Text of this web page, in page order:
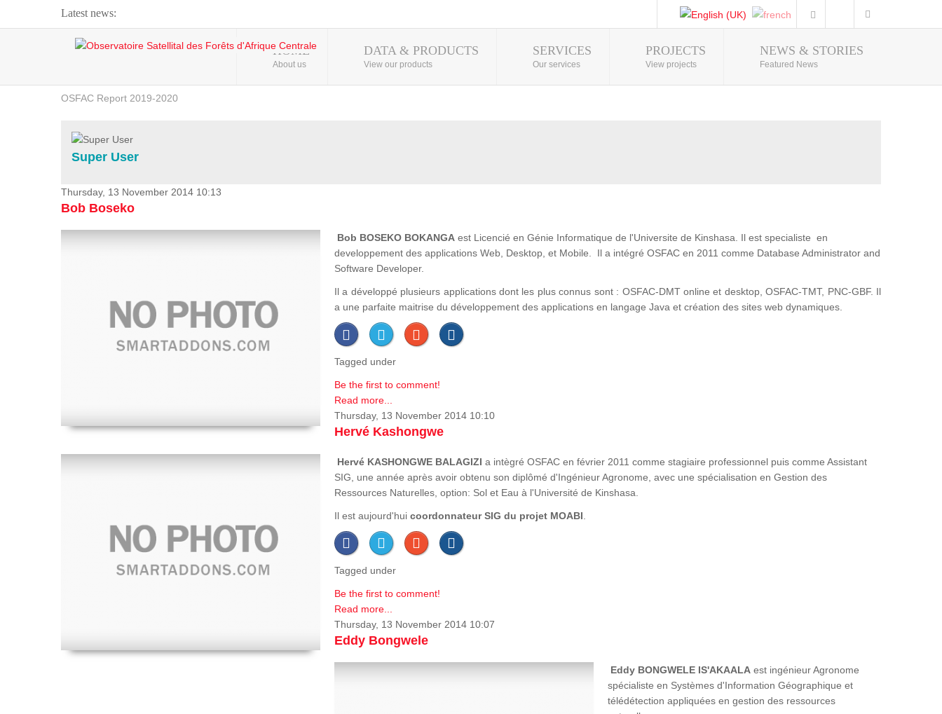
Latest news:
Webinar about Large Scale Monitoring and Land ...
OSFAC Video - Addressing climate change from the ...
OSFAC Report 2019-2020
Flooding and Erosion in Kinshasa - Open Cities ...
Photo Gallery
HOME
About us
DATA & PRODUCTS
View our products
SERVICES
Our services
PROJECTS
View projects
NEWS & STORIES
Featured News
Super User
Thursday, 13 November 2014 10:13
Bob Boseko
Bob BOSEKO BOKANGA est Licencié en Génie Informatique de l'Universite de Kinshasa. Il est specialiste en
developpement des applications Web, Desktop, et Mobile. Il a intégré OSFAC en 2011 comme Database Administrator and
Software Developer.
Il a développé plusieurs applications dont les plus connus sont : OSFAC-DMT online et desktop, OSFAC-TMT, PNC-GBF. Il
a une parfaite maitrise du développement des applications en langage Java et création des sites web dynamiques.
Tagged under
Be the first to comment!
Read more...
Thursday, 13 November 2014 10:10
Hervé Kashongwe
Hervé KASHONGWE BALAGIZI a intègré OSFAC en février 2011 comme stagiaire professionnel puis comme Assistant
SIG, une année après avoir obtenu son diplômé d'Ingénieur Agronome, avec une spécialisation en Gestion des
Ressources Naturelles, option: Sol et Eau à l'Université de Kinshasa.
Il est aujourd'hui coordonnateur SIG du projet MOABI
Tagged under
Be the first to comment!
Read more...
Thursday, 13 November 2014 10:07
Eddy Bongwele
Eddy BONGWELE IS'AKAALA est ingénieur Agronome
spécialiste en Systèmes d'Information Géographique et
télédétection appliquées en gestion des ressources